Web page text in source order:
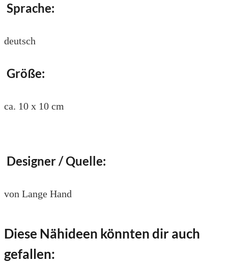
Sprache:
deutsch
Größe:
ca. 10 x 10 cm
Designer / Quelle:
von Lange Hand
Diese Nähideen könnten dir auch
gefallen: